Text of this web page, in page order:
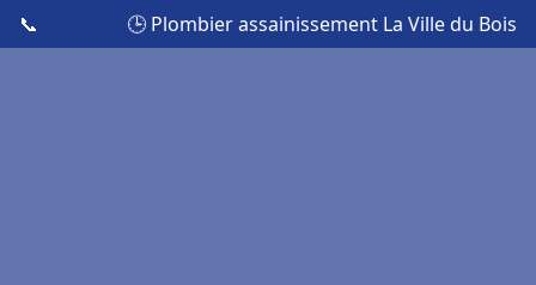
📞 🕒 Plombier assainissement La Ville du Bois